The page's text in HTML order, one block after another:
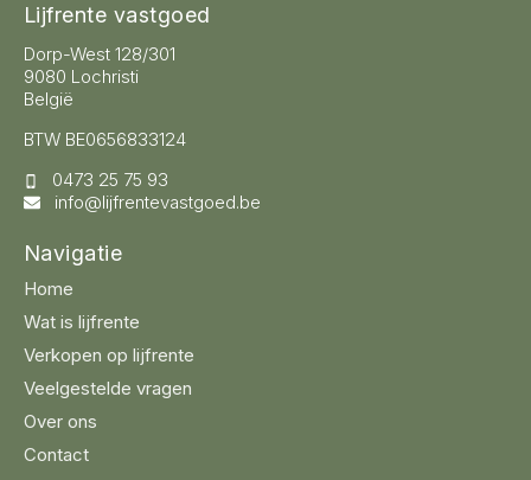
Lijfrente vastgoed
Dorp-West 128/301
9080 Lochristi
België
BTW BE0656833124
0473 25 75 93
info@lijfrentevastgoed.be
Navigatie
Home
Wat is lijfrente
Verkopen op lijfrente
Veelgestelde vragen
Over ons
Contact